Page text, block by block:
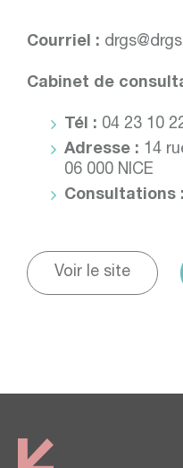
Courriel :
Cabinet de
Tél : 04 23 10
Adresse : 14
06 000 NICE
Consultations :
Voir le site